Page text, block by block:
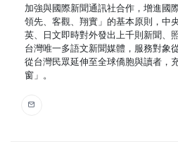
加強與國際新聞通訊社合作，增進國
領先、客觀、翔實」的基本原則，中
英、日文即時對外發出上千則新聞、
台灣唯一多語文新聞媒體，服務對象
從台灣民眾延伸至全球僑胞與讀者，
窗」。